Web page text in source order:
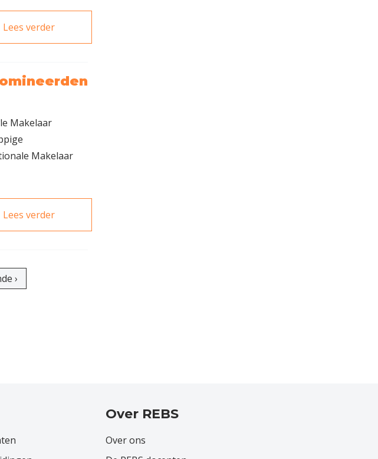
Lees verder
Winnaars
Awards
Makelaar
Makelaar
Lees verder
Makelaar
›
Over REBS
Over ons